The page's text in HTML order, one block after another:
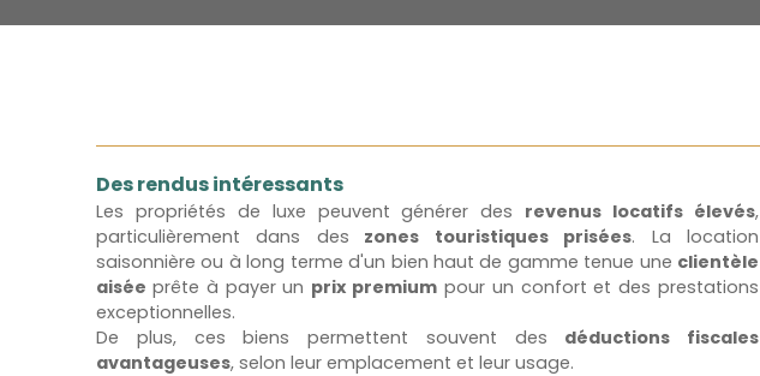
Des rendus intéressants
Les propriétés de luxe peuvent générer des revenus locatifs élevés,
particulièrement dans des zones touristiques prisées. La location
saisonnière ou à long terme d'un bien haut de gamme tenue une clientèle
aisée prête à payer un prix premium pour un confort et des prestations
exceptionnelles.
De plus, ces biens permettent souvent des déductions fiscales
avantageuses, selon leur emplacement et leur usage.